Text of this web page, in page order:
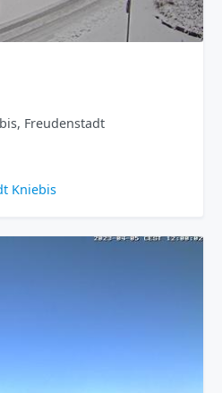
Freudenstadt
Kniebis